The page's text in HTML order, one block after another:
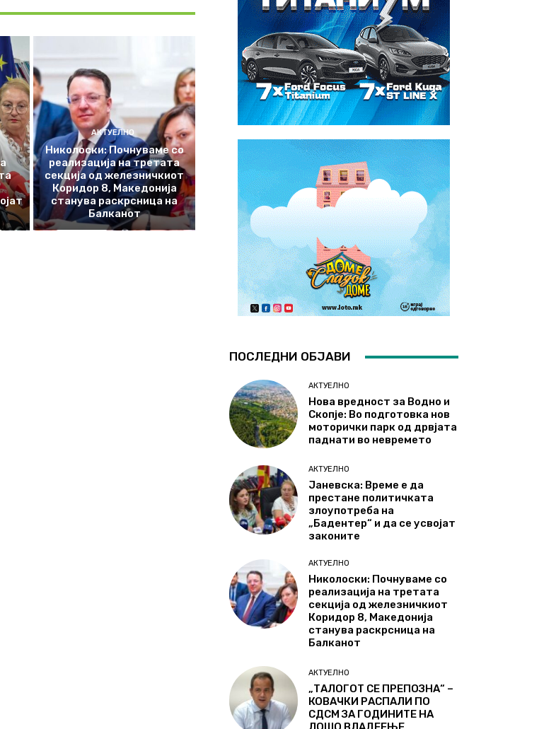
АКТУЕЛНО
Николоски: Почнуваме со
реализација на третата
секција од железничкиот
Коридор 8, Македонија
станува раскрсница на
Балканот
ПОСЛЕДНИ ОБЈАВИ
АКТУЕЛНО
Нова вредност за Водно и
Скопје: Во подготовка нов
моторички парк од дрвјата
паднати во невремето
АКТУЕЛНО
Јаневска: Време е да
престане политичката
злоупотреба на
„Бадентер“ и да се усвојат
законите
АКТУЕЛНО
Николоски: Почнуваме со
реализација на третата
секција од железничкиот
Коридор 8, Македонија
станува раскрсница на
Балканот
АКТУЕЛНО
„ТАЛОГОТ СЕ ПРЕПОЗНА“ –
КОВАЧКИ РАСПАЛИ ПО
СДСМ ЗА ГОДИНИТЕ НА